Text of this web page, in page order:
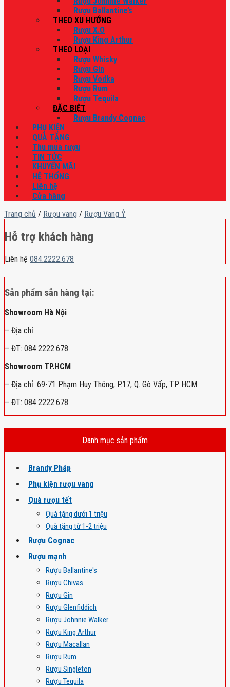
Rượu Ballantine’s
THEO XU HƯỚNG
Rượu X.O
Rượu King Arthur
THEO LOẠI
Rượu Whisky
Rượu Gin
Rượu Vodka
Rượu Rum
Rượu Tequila
ĐẶC BIỆT
Rượu Brandy Cognac
PHỤ KIỆN
QUÀ TẶNG
Thu mua rượu
TIN TỨC
KHUYẾN MÃI
HỆ THỐNG
Liên hệ
Cửa hàng
Trang chủ / Rượu vang / Rượu Vang Ý
Hỗ trợ khách hàng
Liên hệ 084.2222.678
Sản phẩm sẵn hàng tại:
Showroom Hà Nội
– Địa chỉ:
– ĐT: 084.2222.678
Showroom TP.HCM
– Địa chỉ: 69-71 Phạm Huy Thông, P.17, Q. Gò Vấp, TP HCM
– ĐT: 084.2222.678
Danh mục sản phẩm
Brandy Pháp
Phụ kiện rượu vang
Quà rượu tết
Quà tặng dưới 1 triệu
Quà tặng từ 1-2 triệu
Rượu Cognac
Rượu mạnh
Rượu Ballantine's
Rượu Chivas
Rượu Gin
Rượu Glenfiddich
Rượu Johnnie Walker
Rượu King Arthur
Rượu Macallan
Rượu Rum
Rượu Singleton
Rượu Tequila